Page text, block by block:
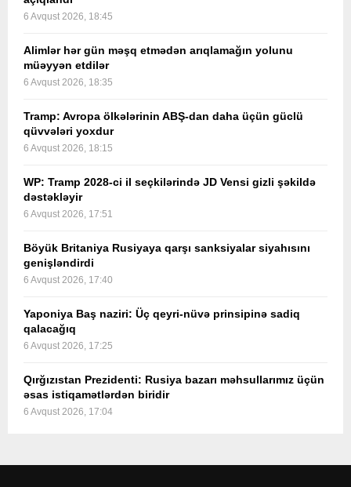
6 Avqust 2026, 18:45
Alimlər hər gün məşq etmədən arıqlamağın yolunu
müəyyən etdilər
6 Avqust 2026, 18:35
Tramp: Avropa ölkələrinin ABŞ-dan daha üçün güclü
qüvvələri yoxdur
6 Avqust 2026, 18:15
WP: Tramp 2028-ci il seçkilərində JD Vensi gizli şəkildə
dəstəkləyir
6 Avqust 2026, 17:51
Böyük Britaniya Rusiyaya qarşı sanksiyalar siyahısını
genişləndirdi
6 Avqust 2026, 17:40
Yaponiya Baş naziri: Üç qeyri-nüvə prinsipinə sadiq
qalacağıq
6 Avqust 2026, 17:25
Qırğızıstan Prezidenti: Rusiya bazarı məhsullarımız üçün
əsas istiqamətlərdən biridir
6 Avqust 2026, 17:04